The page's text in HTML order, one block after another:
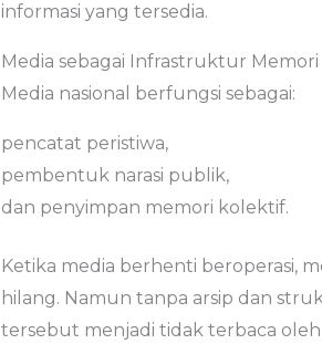
informasi yang tersedia.
Media sebagai Infrastruktur Memori
Media nasional berfungsi sebagai:
pencatat peristiwa,
pembentuk narasi publik,
dan penyimpan memori kolektif.
Ketika media berhenti beroperasi,
hilang. Namun tanpa arsip dan
tersebut menjadi tidak terbaca oleh